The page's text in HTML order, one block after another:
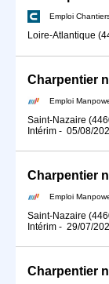
Emploi
Loire-Atlantique
Charpentier
Emploi
Saint-Nazaire
Intérim - 05/08/
Charpentier
Emploi
Saint-Nazaire
Intérim - 29/07/
Charpentier